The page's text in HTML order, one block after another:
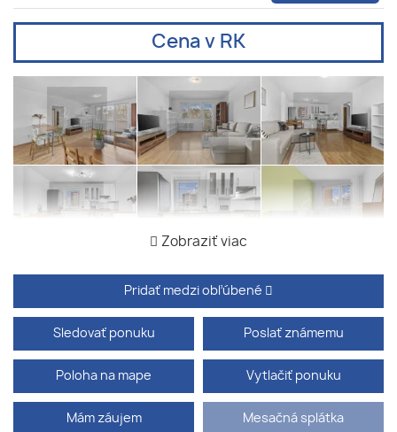
Cena v RK
Zobraziť viac
Pridať medzi obľúbené
Sledovať ponuku Poslať známemu
Poloha na mape Vytlačiť ponuku
Mám záujem Mesačná splátka